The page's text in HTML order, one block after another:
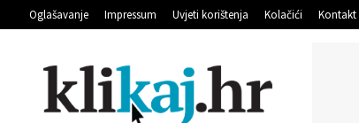
Oglašavanje Impressum Uvjeti korištenja Kolačići Kontakt